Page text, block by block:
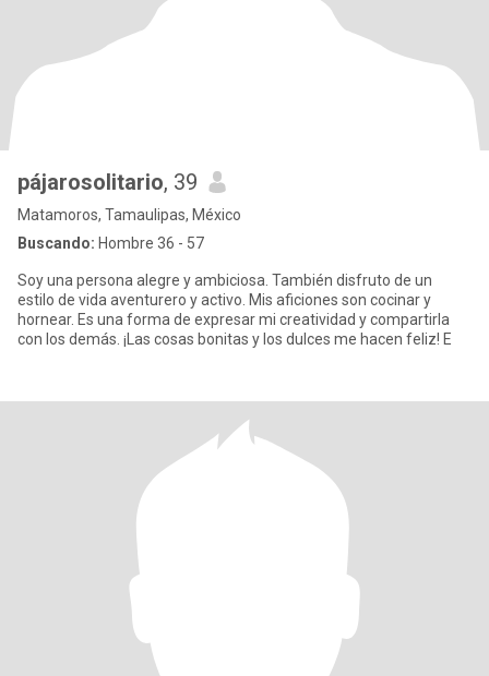
pájarosolitario, 39
Matamoros, Tamaulipas, México
Buscando: Hombre 36 - 57
Soy una persona alegre y ambiciosa. También disfruto de un
estilo de vida aventurero y activo. Mis aficiones son cocinar y
hornear. Es una forma de expresar mi creatividad y compartirla
con los demás. ¡Las cosas bonitas y los dulces me hacen feliz! E